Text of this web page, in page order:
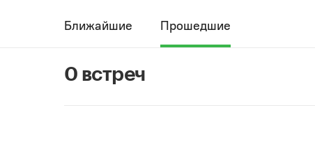
Ближайшие Прошедшие
0 встреч